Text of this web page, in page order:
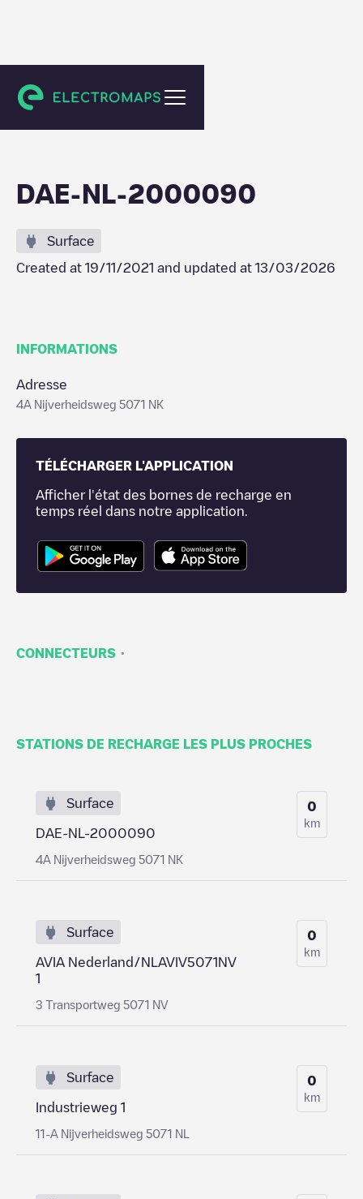
Udenhout
DAE-NL-2000090
Surface
Created at 19/11/2021 and updated at 13/03/2026
INFORMATIONS
Adresse
4A Nijverheidsweg 5071 NK
TÉLÉCHARGER L'APPLICATION
Afficher l'état des bornes de recharge en
temps réel dans notre application.
CONNECTEURS ·
STATIONS DE RECHARGE LES PLUS PROCHES
Surface
DAE-NL-2000090
4A Nijverheidsweg 5071 NK
0
km
Surface
AVIA Nederland/NLAVIV5071NV
1
3 Transportweg 5071 NV
0
km
Surface
Industrieweg 1
11-A Nijverheidsweg 5071 NL
0
km